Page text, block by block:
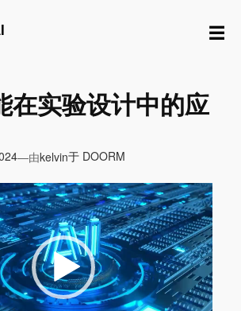
☰
在实验设计中的应
—由kelvin于 DOORM